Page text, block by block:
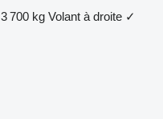
3 700 kg Volant à droite ✓